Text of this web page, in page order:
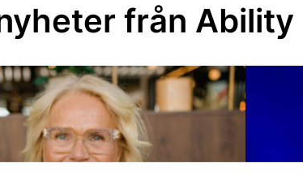
från Ability